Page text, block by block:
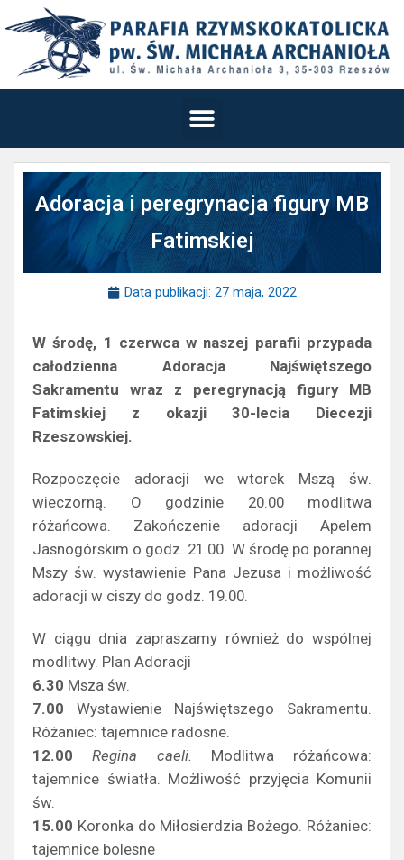
Adoracja i peregrynacja figury MB
Fatimskiej
Data publikacji: 27 maja, 2022
W środę, 1 czerwca w naszej parafii przypada
całodzienna Adoracja Najświętszego
Sakramentu wraz z peregrynacją figury MB
Fatimskiej z okazji 30-lecia Diecezji
Rzeszowskiej.
Rozpoczęcie adoracji we wtorek Mszą św.
wieczorną. O godzinie 20.00 modlitwa
różańcowa. Zakończenie adoracji Apelem
Jasnogórskim o godz. 21.00. W środę po porannej
Mszy św. wystawienie Pana Jezusa i możliwość
adoracji w ciszy do godz. 19.00.
W ciągu dnia zapraszamy również do wspólnej
modlitwy. Plan Adoracji
6.30 Msza św.
7.00 Wystawienie Najświętszego Sakramentu.
Różaniec: tajemnice radosne.
12.00
Regina caeli. Modlitwa różańcowa:
tajemnice światła. Możliwość przyjęcia Komunii
św.
15.00 Koronka do Miłosierdzia Bożego. Różaniec:
tajemnice bolesne